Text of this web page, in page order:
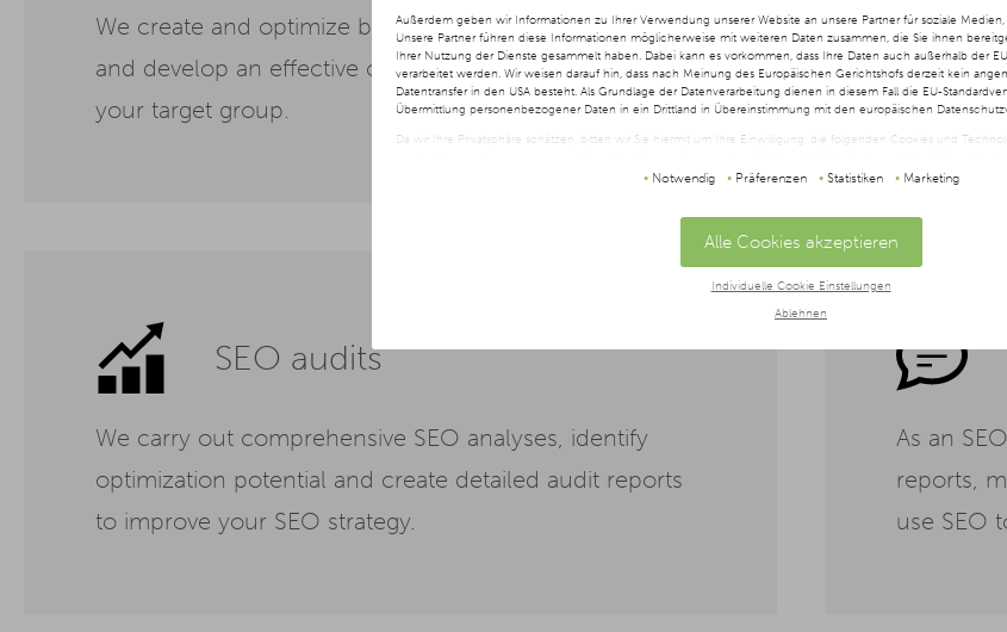
Außerdem geben wir Informationen zu Ihrer Verwendung unserer Website an unsere Partner für soziale
Unsere Partner führen diese Informationen möglicherweise mit weiteren Daten zusammen, die Sie ihnen
Ihrer Nutzung der Dienste gesammelt haben. Dabei kann es vorkommen, dass Ihre Daten auch außerhalb der
verarbeitet werden. Wir weisen darauf hin, dass nach Meinung des Europäischen Gerichtshofs derzeit kein
Datentransfer in den USA besteht. Als Grundlage der Datenverarbeitung dienen in diesem Fall die EU-
Übermittlung personenbezogener Daten in ein Drittland in Übereinstimmung mit den europäischen
Da wir Ihre Privatsphäre schätzen, bitten wir Sie hiermit um Ihre Einwilligung, die folgenden Cookies und
jederzeit später geändert oder widerrufen werden, indem Sie auf die Schaltfläche Einstellungen am unteren
Notwendig Präferenzen Statistiken Marketing
Alle Cookies akzeptieren
Individuelle Cookie Einstellungen
Ablehnen
We create and optimize blog articles and landing pages
and develop an effective content strategy that appeals to
your target group.
We
create
SEO audits
We carry out comprehensive SEO analyses, identify
optimization potential and create detailed audit reports
to improve your SEO strategy.
As an
reports,
use SEO